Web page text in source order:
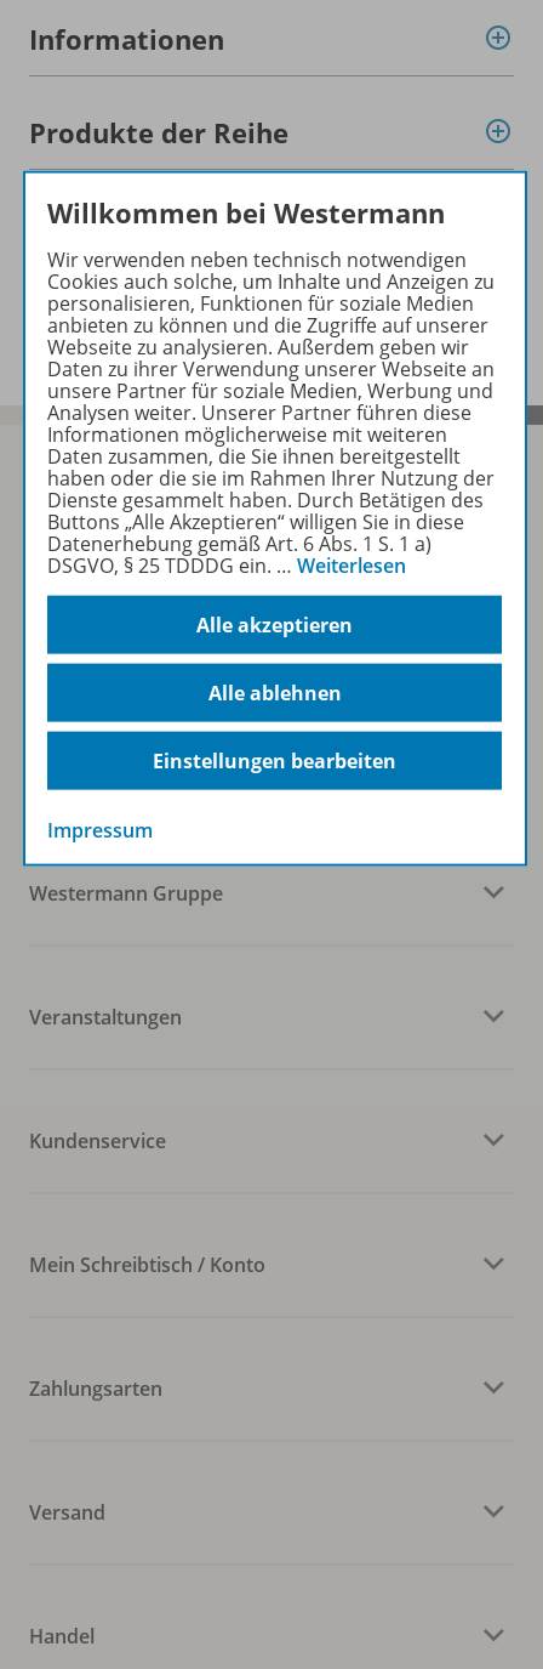
Informationen
Produkte der Reihe
Konzept
Benachrichtigungs-Service
Sofort profitieren
Zum Newsletter anmelden
Westermann Gruppe
Veranstaltungen
Kundenservice
Mein Schreibtisch / Konto
Zahlungsarten
Versand
Handel
Willkommen bei Westermann
Wir verwenden neben technisch notwendigen
Cookies auch solche, um Inhalte und Anzeigen zu
personalisieren, Funktionen für soziale Medien
anbieten zu können und die Zugriffe auf unserer
Webseite zu analysieren. Außerdem geben wir
Daten zu ihrer Verwendung unserer Webseite an
unsere Partner für soziale Medien, Werbung und
Analysen weiter. Unserer Partner führen diese
Informationen möglicherweise mit weiteren
Daten zusammen, die Sie ihnen bereitgestellt
haben oder die sie im Rahmen Ihrer Nutzung der
Dienste gesammelt haben. Durch Betätigen des
Buttons „Alle Akzeptieren“ willigen Sie in diese
Datenerhebung gemäß Art. 6 Abs. 1 S. 1 a)
DSGVO, § 25 TDDDG ein. … Weiterlesen
Alle akzeptieren
Alle ablehnen
Einstellungen bearbeiten
Impressum